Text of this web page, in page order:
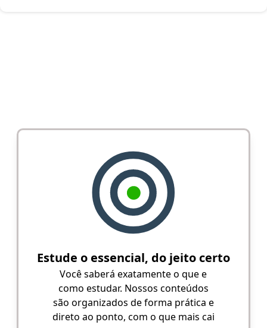
Estude o essencial, do jeito certo
Você saberá exatamente o que e
como estudar. Nossos conteúdos
são organizados de forma prática e
direto ao ponto, com o que mais cai